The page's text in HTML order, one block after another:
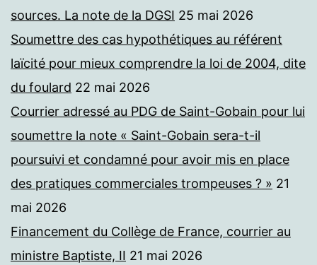
sources. La note de la DGSI 25 mai 2026
Soumettre des cas hypothétiques au référent
laïcité pour mieux comprendre la loi de 2004, dite
du foulard 22 mai 2026
Courrier adressé au PDG de Saint-Gobain pour lui
soumettre la note « Saint-Gobain sera-t-il
poursuivi et condamné pour avoir mis en place
des pratiques commerciales trompeuses ? » 21
mai 2026
Financement du Collège de France, courrier au
ministre Baptiste, II 21 mai 2026